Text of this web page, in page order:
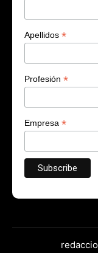
Apellidos *
Profesión *
Empresa *